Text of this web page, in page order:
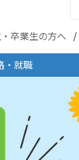
卒業生の方へ
・就職